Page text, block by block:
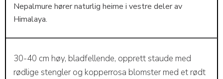
Nepalmure hører naturlig heime i vestre deler av
Himalaya.
30-40 cm høy, bladfellende, opprett staude med
rødlige stengler og kopperrosa blomster med et rødt